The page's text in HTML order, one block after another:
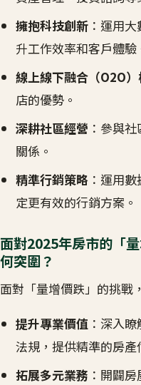
擁抱科技創新 ：運用
升工作效率和客戶體驗
線上線下融合（O2O
店的優勢。
深耕社區經營 ：參與
關係。
精準行銷策略 ：運用
定更有效的行銷方案。
面對2025年房市的「
何突圍？
面對「量增價跌」的挑戰
提升專業價值 ：深入
法規，提供精準的房產
拓展多元業務 ：開闢